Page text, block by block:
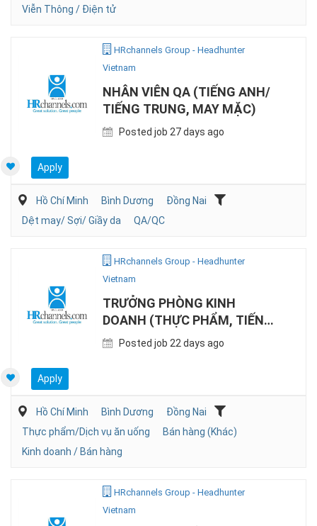
Viễn Thông / Điện tử
HRchannels Group - Headhunter
Vietnam
NHÂN VIÊN QA (TIẾNG ANH/
TIẾNG TRUNG, MAY MẶC)
Posted job 27 days ago
Apply
Hồ Chí Minh Bình Dương
Đồng Nai
Dệt may/ Sợi/ Giầy da
QA/QC
HRchannels Group - Headhunter
Vietnam
TRƯỞNG PHÒNG KINH
DOANH (THỰC PHẨM, TIẾNG
NHẬT)Posted job 22 days ago
Apply
Hồ Chí Minh Bình Dương
Đồng Nai
Thực phẩm/Dịch vụ ăn uống
Bán hàng (Khác)
Kinh doanh / Bán hàng
HRchannels Group - Headhunter
Vietnam